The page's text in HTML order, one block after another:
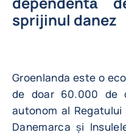
sprijinul danez
Groenlanda este o
de doar 60.000 de
autonom al Regatului
Danemarca și